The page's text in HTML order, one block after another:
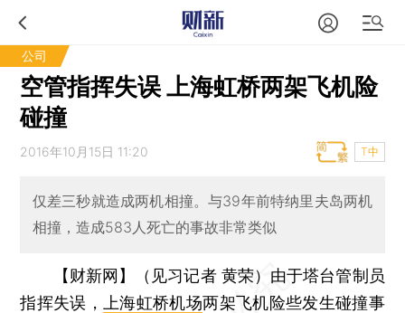
公司
空管指挥失误 上海虹桥两架飞机险
碰撞
2016年10月15日 11:20 T中
仅差三秒就造成两机相撞。与39年前特纳里夫岛两机
相撞，造成583人死亡的事故非常类似
【财新网】（见习记者 黄荣） 由于塔台管制员
指挥失误，
上海虹桥机场两架飞机险些发生碰撞事